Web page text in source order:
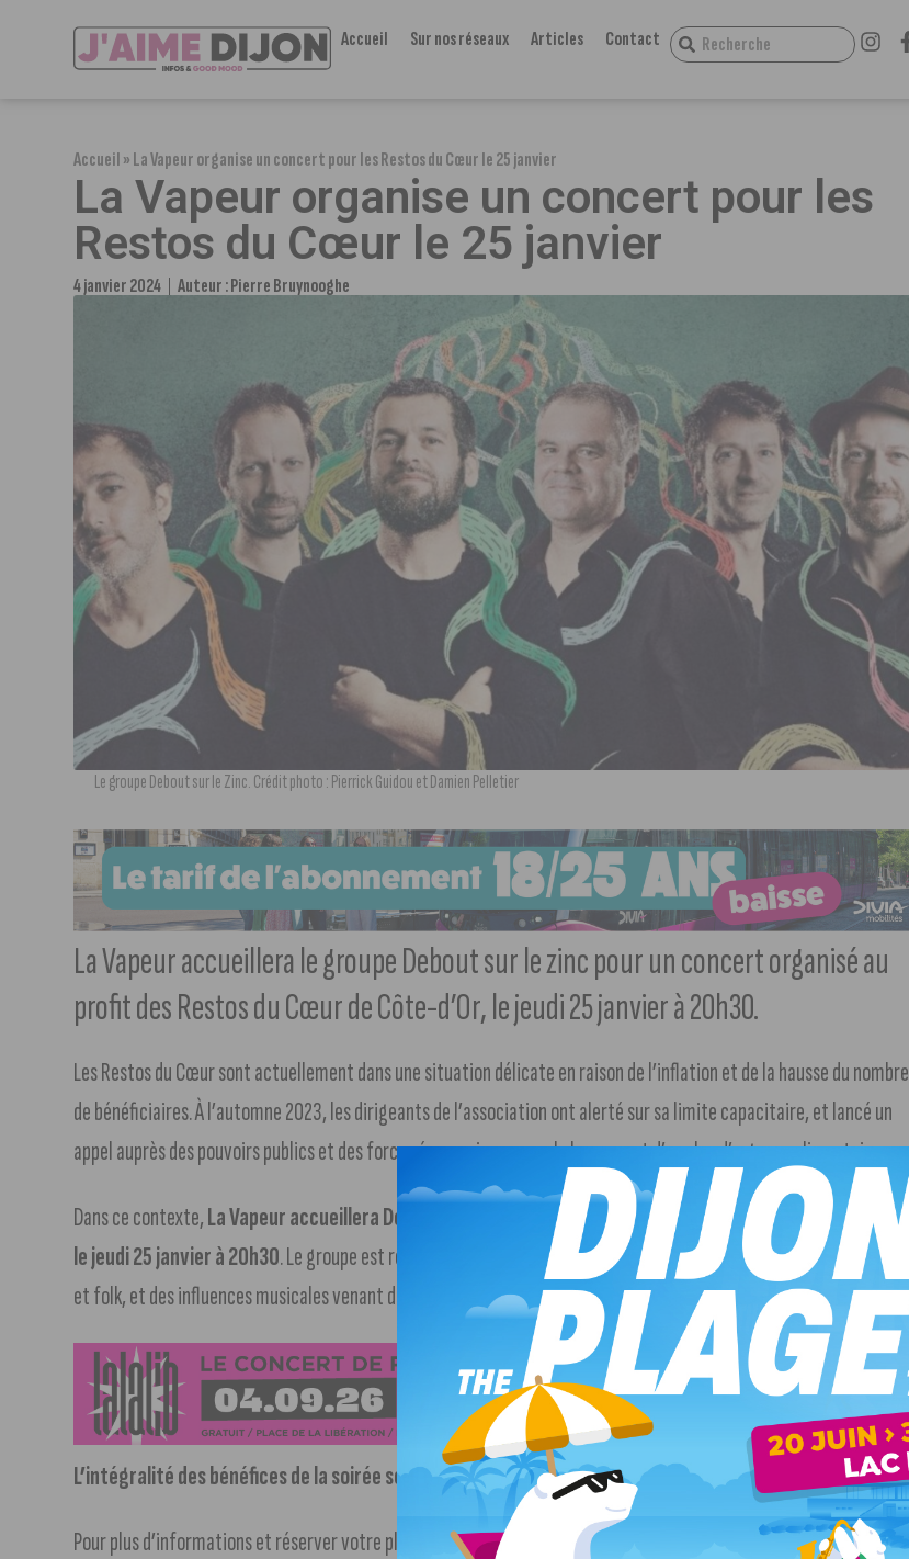
Accueil Sur nos réseaux Articles Contact
Accueil»La Vapeur organise un concert pour les Restos du Cœur le 25 janvier
La Vapeur organise un concert pour les
Restos du Cœur le 25 janvier
4 janvier 2024 Auteur :Pierre Bruynooghe
Le groupe Debout sur le Zinc. Crédit photo : Pierrick Guidou et Damien Pelletier
La Vapeur accueillera le groupe Debout sur le zinc pour un concert organisé au
profit des Restos du Cœur de Côte-d’Or, le jeudi 25 janvier à 20h30.
Les Restos du Cœur sont actuellement dans une situation délicate en raison de l’inflation et de la hausse du nombre
de bénéficiaires. À l’automne 2023, les dirigeants de l’association ont alerté sur sa limite capacitaire, et lancé un
appel auprès des pouvoirs publics et des forces économiques pour le lancement d’un plan d’urgence alimentaire.
Dans ce contexte,La Vapeur accueillera Debout sur le zinc pour un concert organisé au profit des Restos,
le jeudi 25 janvier à 20h30. Le groupe est reconnu sur la scène française pour ses textes littéraires, un style rock
et folk, et des influences musicales venant du monde entier.
L’intégralité des bénéfices de la soirée sera reversée aux Restos du Cœur de Côte-d’Or
Pour plus d’informations et réserver votre place, rendez-vous sur le site de La Vapeur (suivre notre lien).